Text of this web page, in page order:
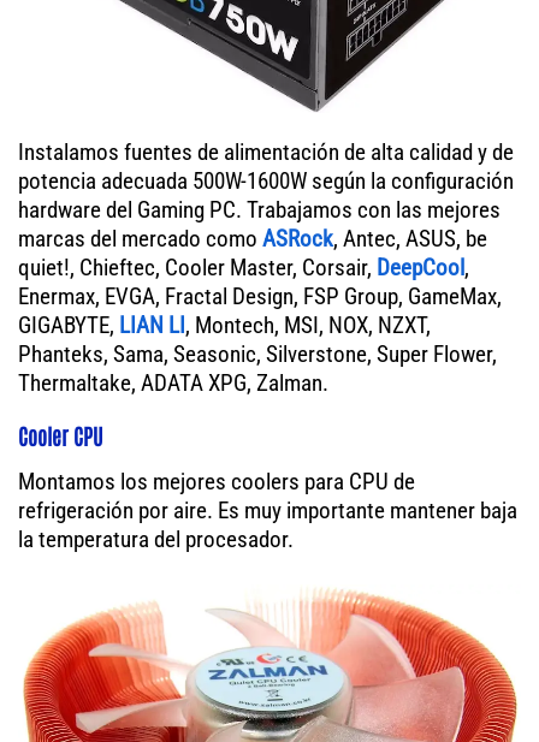
Instalamos fuentes de alimentación de alta calidad y de
potencia adecuada 500W-1600W según la configuración
hardware del Gaming PC. Trabajamos con las mejores
marcas del mercado como ASRock, Antec, ASUS, be
quiet!, Chieftec, Cooler Master, Corsair, DeepCool,
Enermax, EVGA, Fractal Design, FSP Group, GameMax,
GIGABYTE, LIAN LI, Montech, MSI, NOX, NZXT,
Phanteks, Sama, Seasonic, Silverstone, Super Flower,
Thermaltake, ADATA XPG, Zalman.
Cooler CPU
Montamos los mejores coolers para CPU de
refrigeración por aire. Es muy importante mantener baja
la temperatura del procesador.